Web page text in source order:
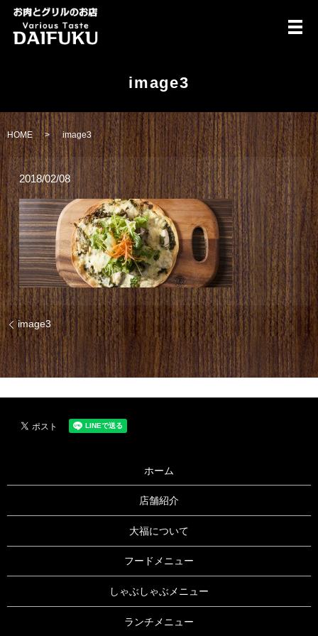
メ
image3
HOME image3
2018/02/08
image3
ホーム
店舗紹介
大福について
フードメニュー
しゃぶしゃぶメニュー
ランチメニュー